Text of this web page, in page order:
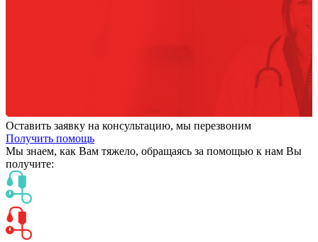
Оставить заявку на консультацию, мы перезвоним
Получить помощь
Мы знаем, как Вам тяжело, обращаясь за помощью к нам Вы
получите: